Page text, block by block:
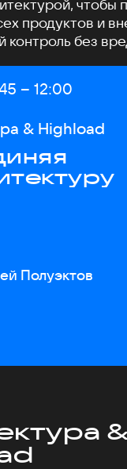
чтобы
продуктов и
контроль без
– Конец:
12:00
& Highload
Полуэктов